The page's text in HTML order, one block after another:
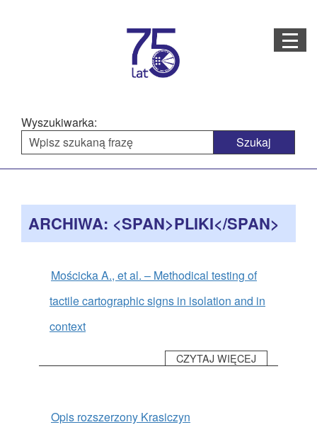
Wyszukiwarka:
główne
Menu
STRONA GŁÓWNA
AKTUALNOŚCI
PROJEKTY REALIZOWANE
DOSTĘPNOŚĆ
INSTYTUT TYFLOLOGICZNY
ARCHIWA: <SPAN>PLIKI</SPAN>
Mościcka A., et al. – Methodical testing of
tactile cartographic signs in isolation and in
context
CZYTAJ WIĘCEJ
Opis rozszerzony Krasiczyn